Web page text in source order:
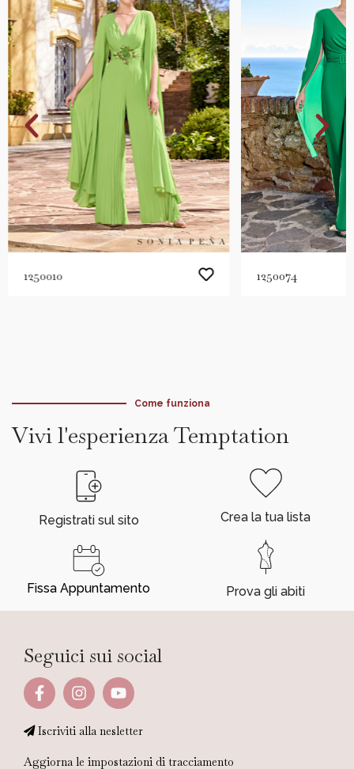
1250010 1250074
Come funziona
Vivi l'esperienza Temptation
Registrati sul sito
Fissa Appuntamento
Crea la tua lista
Prova gli abiti
Seguici sui social
Iscriviti alla nesletter
Aggiorna le impostazioni di tracciamento